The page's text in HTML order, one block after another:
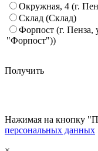
Окружная, 4 (г.
Склад (Склад)
Форпост (г. Пенза,
"Форпост"))
Получить
Нажимая на кнопку
персональных данных